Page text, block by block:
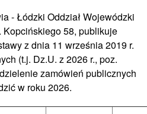
- Łódzki Oddział Wojewódzki
58, publikuje
z dnia 11 września 2019 r.
(t.j. Dz.U. z 2026 r., poz.
zamówień publicznych
w roku 2026.